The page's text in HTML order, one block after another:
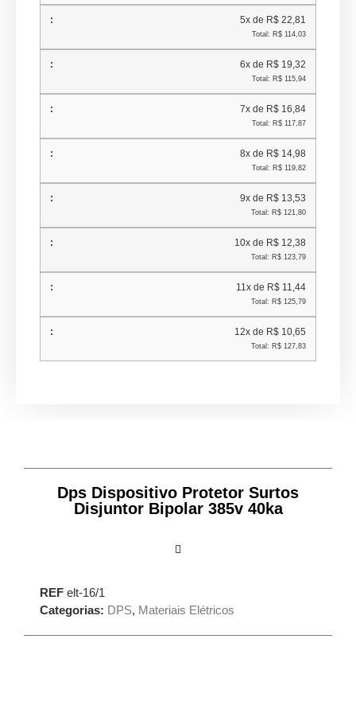
5x de R$ 22,81
Total: R$ 114,03
6x de R$ 19,32
Total: R$ 115,94
7x de R$ 16,84
Total: R$ 117,87
8x de R$ 14,98
Total: R$ 119,82
9x de R$ 13,53
Total: R$ 121,80
10x de R$ 12,38
Total: R$ 123,79
11x de R$ 11,44
Total: R$ 125,79
12x de R$ 10,65
Total: R$ 127,83
Dps Dispositivo Protetor Surtos
Disjuntor Bipolar 385v 40ka
REF elt-16/1
Categorias: DPS, Materiais Elétricos